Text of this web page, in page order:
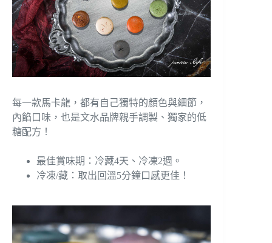
每一款馬卡龍，都有自己獨特的顏色與細節，
內餡口味，也是文水品牌親手調製、獨家的低
糖配方！
最佳賞味期：冷藏4天、冷凍2週。
冷凍/藏：取出回溫5分鐘口感更佳！